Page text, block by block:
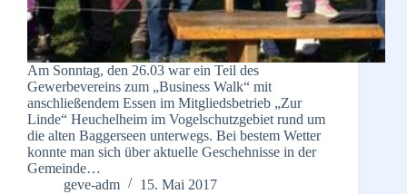
Am Sonntag, den 26.03 war ein Teil des
Gewerbevereins zum „Business Walk“ mit
anschließendem Essen im Mitgliedsbetrieb „Zur
Linde“ Heuchelheim im Vogelschutzgebiet rund um
die alten Baggerseen unterwegs. Bei bestem Wetter
konnte man sich über aktuelle Geschehnisse in der
Gemeinde…
geve-adm
15. Mai 2017